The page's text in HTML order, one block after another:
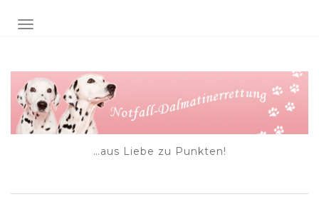
NAVIGATION EIN-/AUSSCHALTEN
…aus Liebe zu Punkten!